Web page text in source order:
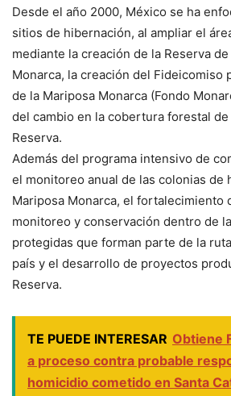
Desde el año 2000, México se ha
sitios de hibernación, al ampliar el
mediante la creación de la Reserva
Monarca, la creación del Fideicomiso
de la Mariposa Monarca (Fondo
del cambio en la cobertura forestal
Reserva.
Además del programa intensivo de
el monitoreo anual de las colonias de
Mariposa Monarca, el fortalecimiento
monitoreo y conservación dentro de
protegidas que forman parte de la
país y el desarrollo de proyectos
Reserva.
TE PUEDE INTERESAR Obtiene
a proceso contra probable
homicidio cometido en Santa